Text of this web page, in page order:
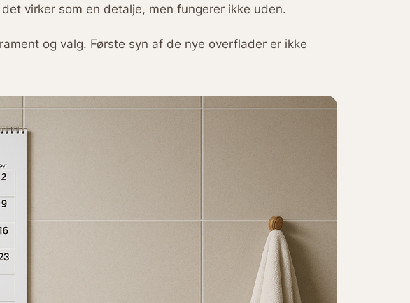
virker som en detalje, men fungerer ikke uden.
og valg. Første syn af de nye overflader er ikke